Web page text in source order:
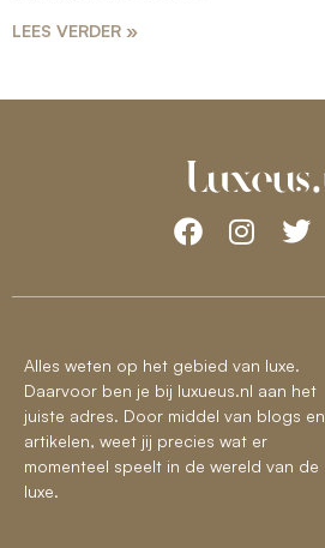
LEES VERDER »
Alles weten op het gebied van luxe.
Daarvoor ben je bij luxueus.nl aan het
juiste adres. Door middel van blogs en
artikelen, weet jij precies wat er
momenteel speelt in de wereld van de
luxe.